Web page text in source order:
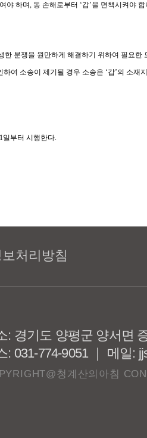
야 하며, 동 손해로부터 ‘갑’을 면책시켜야 합
한 분쟁을 원만하게 해결하기 위하여 필요한
여 소송이 제기될 경우 소송은 ‘갑’의 소재
1일부터 시행한다.
처리방침
: 경기도 양평군 양서면
: 031-774-9051 ｜ 메일:
청계산의아침